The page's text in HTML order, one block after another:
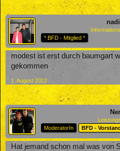
* BFD - Mitglied *
modest ist erst durch baumgart
gekommen
1. August 2022
ModeratorIn
BFD -
Hat jemand schon mal was von